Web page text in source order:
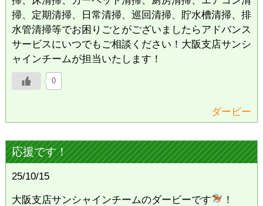
掃、定期清掃、日常清掃、巡回清掃、貯水槽清掃、排
水管清掃等でお困りごとがございましたらアドバンス
サービスにいつでもご相談ください！大阪支店サンシ
ャインチームが担当いたします！
0
ダービー
応援です！
25/10/15
大阪支店サンシャインチームのダービーです
！